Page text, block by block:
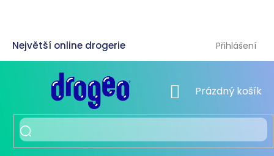
Přihlášení
NÁKUPNÍ KOŠÍK
Prázdný košík